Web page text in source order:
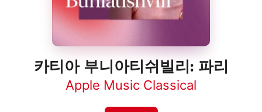
카티아 부니아티쉬빌리: 파리
Apple Music Classical